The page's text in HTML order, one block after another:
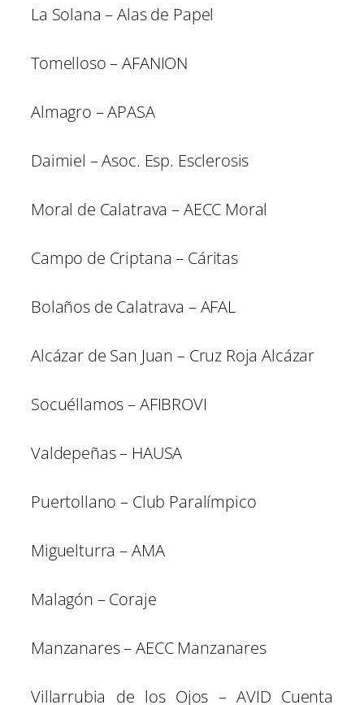
La Solana – Alas de Papel
Tomelloso – AFANION
Almagro – APASA
Daimiel – Asoc. Esp. Esclerosis
Moral de Calatrava – AECC Moral
Campo de Criptana – Cáritas
Bolaños de Calatrava – AFAL
Alcázar de San Juan – Cruz Roja Alcázar
Socuéllamos – AFIBROVI
Valdepeñas – HAUSA
Puertollano – Club Paralímpico
Miguelturra – AMA
Malagón – Coraje
Manzanares – AECC Manzanares
Villarrubia de los Ojos – AVID Cuenta